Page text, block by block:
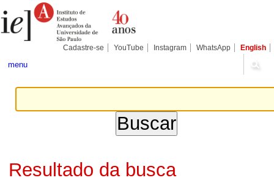
para
conteúdo.
Pessoais
Cadastre-se YouTube Instagram WhatsApp English
menu
Resultado da busca